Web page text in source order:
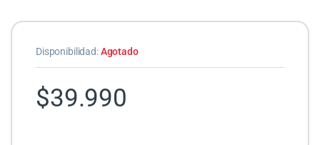
Disponibilidad:Agotado
$39.990